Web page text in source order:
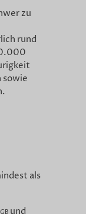
zu
rund
sowie
als